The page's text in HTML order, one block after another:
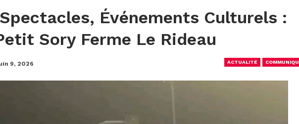
Événements Culturels :
Sory Ferme Le Rideau
ACTUALITÉ
9, 2026